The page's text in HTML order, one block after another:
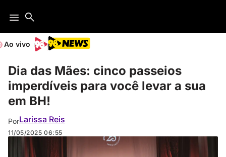
Ao vivo
Dia das Mães: cinco passeios
imperdíveis para você levar a sua
em BH!
PorLarissa Reis
11/05/2025 06:55